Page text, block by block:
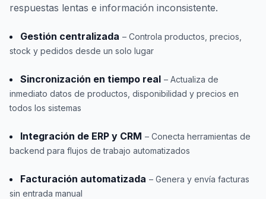
respuestas lentas e información inconsistente.
Gestión centralizada – Controla productos, precios,
stock y pedidos desde un solo lugar
Sincronización en tiempo real – Actualiza de
inmediato datos de productos, disponibilidad y precios en
todos los sistemas
Integración de ERP y CRM – Conecta herramientas de
backend para flujos de trabajo automatizados
Facturación automatizada – Genera y envía facturas
sin entrada manual